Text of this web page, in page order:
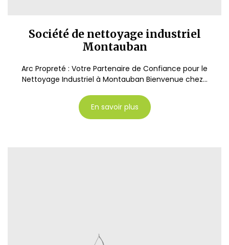
Société de nettoyage industriel
Montauban
Arc Propreté : Votre Partenaire de Confiance pour le
Nettoyage Industriel à Montauban Bienvenue chez...
En savoir plus